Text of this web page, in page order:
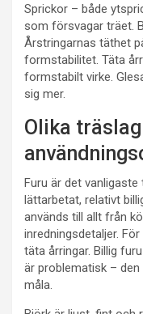
Sprickor – både
som försvagar träet.
Årstringarnas täthet
formstabilitet. Täta
formstabilt virke.
sig mer.
Olika
Furu är det
lättarbetat, relativt
används till allt från
inredningsdetaljer.
täta årringar. Billig
är problematisk –
måla.